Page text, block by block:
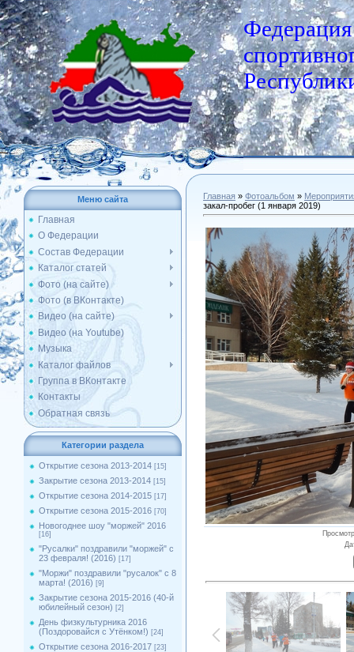
Федерация
Меню сайта
Главная
О Федерации
Состав Федерации
Каталог статей
Фото (на сайте)
Фото (в ВКонтакте)
Видео (на сайте)
Видео (на Youtube)
Музыка
Каталог файлов
Группа в ВКонтакте
Контакты
Обратная связь
Категории раздела
Открытие сезона 2013-2014 [15]
Закрытие сезона 2013-2014 [15]
Открытие сезона 2014-2015 [17]
Открытие сезона 2015-2016 [70]
Новогоднее шоу "моржей" 2016
[16]
"Русалки" поздравили "моржей" с
23 февраля! (2016) [17]
"Моржи" поздравили "русалок" с 8
марта! (2016) [9]
Закрытие сезона 2015-2016 (40-й
юбилейный сезон) [2]
День физкультурника 2016
(Поздоровайся с Утёнком!) [24]
Открытие сезона 2016-2017 [23]
Главная » Фотоальбом »
закал-пробег (1 января 2019)